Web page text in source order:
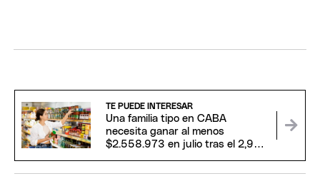
TE PUEDE INTERESAR
Una familia tipo en CABA
necesita ganar al menos
$2.558.973 en julio tras el 2,9%